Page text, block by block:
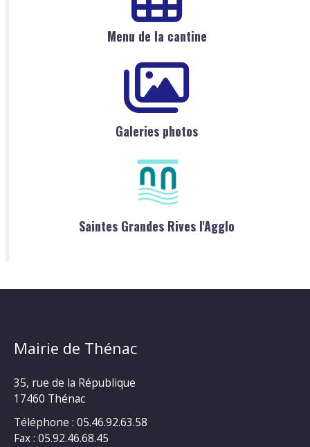
Menu de la cantine
Galeries photos
Saintes Grandes Rives l'Agglo
Mairie de Thénac
35, rue de la République
17460 Thénac
Téléphone : 05.46.92.63.58
Fax : 05.92.46.68.45